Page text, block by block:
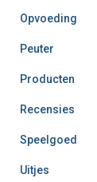
Opvoeding
Peuter
Producten
Recensies
Speelgoed
Uitjes